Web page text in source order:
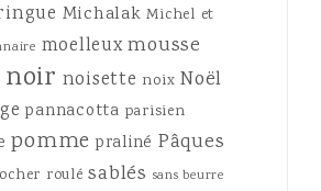
Michalak Michel et
moelleux mousse
noir noisette noix Noël
pannacotta parisien
pomme praliné Pâques
roulé sablés sans beurre